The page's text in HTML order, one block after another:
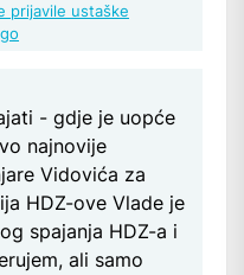
prijavile ustaške
- gdje je uopće
najnovije
Vidovića za
HDZ-ove Vlade je
spajanja HDZ-a i
ali samo